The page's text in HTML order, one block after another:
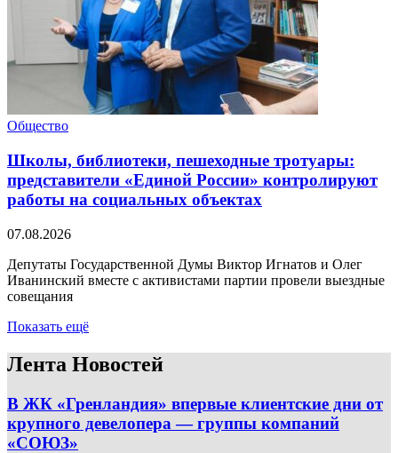
Общество
Школы, библиотеки, пешеходные тротуары:
представители «Единой России» контролируют
работы на социальных объектах
07.08.2026
Депутаты Государственной Думы Виктор Игнатов и Олег
Иванинский вместе с активистами партии провели выездные
совещания
Показать ещё
Лента Новостей
В ЖК «Гренландия» впервые клиентские дни от
крупного девелопера — группы компаний
«СОЮЗ»